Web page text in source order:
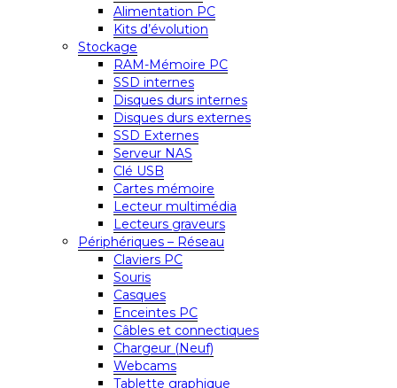
Alimentation PC
Kits d’évolution
Stockage
RAM-Mémoire PC
SSD internes
Disques durs internes
Disques durs externes
SSD Externes
Serveur NAS
Clé USB
Cartes mémoire
Lecteur multimédia
Lecteurs graveurs
Périphériques – Réseau
Claviers PC
Souris
Casques
Enceintes PC
Câbles et connectiques
Chargeur (Neuf)
Webcams
Tablette graphique